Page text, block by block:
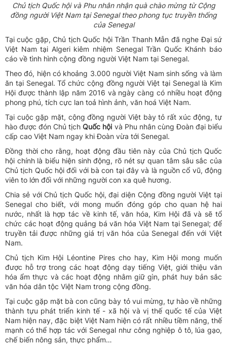
Chủ tịch Quốc hội và Phu nhân nhận quà chào mừng từ Cộng
đồng người Việt Nam tại Senegal theo phong tục truyền thống
của Senegal
Tại cuộc gặp, Chủ tịch Quốc hội Trần Thanh Mẫn đã nghe Đại sứ
Việt Nam tại Algeri kiêm nhiệm Senegal Trần Quốc Khánh báo
cáo về tình hình cộng đồng người Việt Nam tại Senegal.
Theo đó, hiện có khoảng 3.000 người Việt Nam sinh sống và làm
ăn tại Senegal. Tổ chức cộng đồng người Việt tại Senegal là Kim
Hội được thành lập năm 2016 và ngày càng có nhiều hoạt động
phong phú, tích cực lan toả hình ảnh, văn hoá Việt Nam.
Tại cuộc gặp mặt, cộng đồng người Việt bày tỏ rất xúc động, tự
hào được đón Chủ tịchQuốc hội và Phu nhân cùng Đoàn đại biểu
cấp cao Việt Nam ngay khi Đoàn vừa tới Senegal.
Đồng thời cho rằng, hoạt động đầu tiên này của Chủ tịch Quốc
hội chính là biểu hiện sinh động, rõ nét sự quan tâm sâu sắc của
Chủ tịch Quốc hội đối với bà con tại đây và là nguồn cổ vũ, động
viên to lớn đối với những người con xa quê hương.
Chia sẻ với Chủ tịch Quốc hội, đại diện Cộng đồng người Việt tại
Senegal cho biết, với mong muốn đóng góp cho quan hệ hai
nước, nhất là hợp tác về kinh tế, văn hóa, Kim Hội đã và sẽ tổ
chức các hoạt động quảng bá văn hóa Việt Nam tại Senegal; để
truyền tải được những giá trị văn hóa của Senegal đến với Việt
Nam.
Chủ tịch Kim Hội Léontine Pires cho hay, Kim Hội mong muốn
được hỗ trợ trong các hoạt động dạy tiếng Việt, giới thiệu văn
hóa ẩm thực và các hoạt động nhằm giữ gìn, phát huy bản sắc
văn hóa dân tộc Việt Nam trong cộng đồng.
Tại cuộc gặp mặt bà con cũng bày tỏ vui mừng, tự hào về những
thành tựu phát triển kinh tế - xã hội và vị thế quốc tế của Việt
Nam hiện nay, đặc biệt Việt Nam hiện có rất nhiều tiềm năng, thế
mạnh có thể hợp tác với Senegal như công nghiệp ô tô, lúa gạo,
chế biến nông sản, thực phẩm…